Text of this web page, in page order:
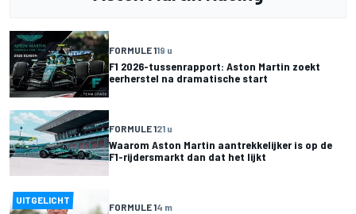
FORMULE 119 u
F1 2026-tussenrapport: Aston Martin zoekt
eerherstel na dramatische start
FORMULE 121 u
Waarom Aston Martin aantrekkelijker is op de
F1-rijdersmarkt dan dat het lijkt
UITGELICHT
FORMULE 14 m